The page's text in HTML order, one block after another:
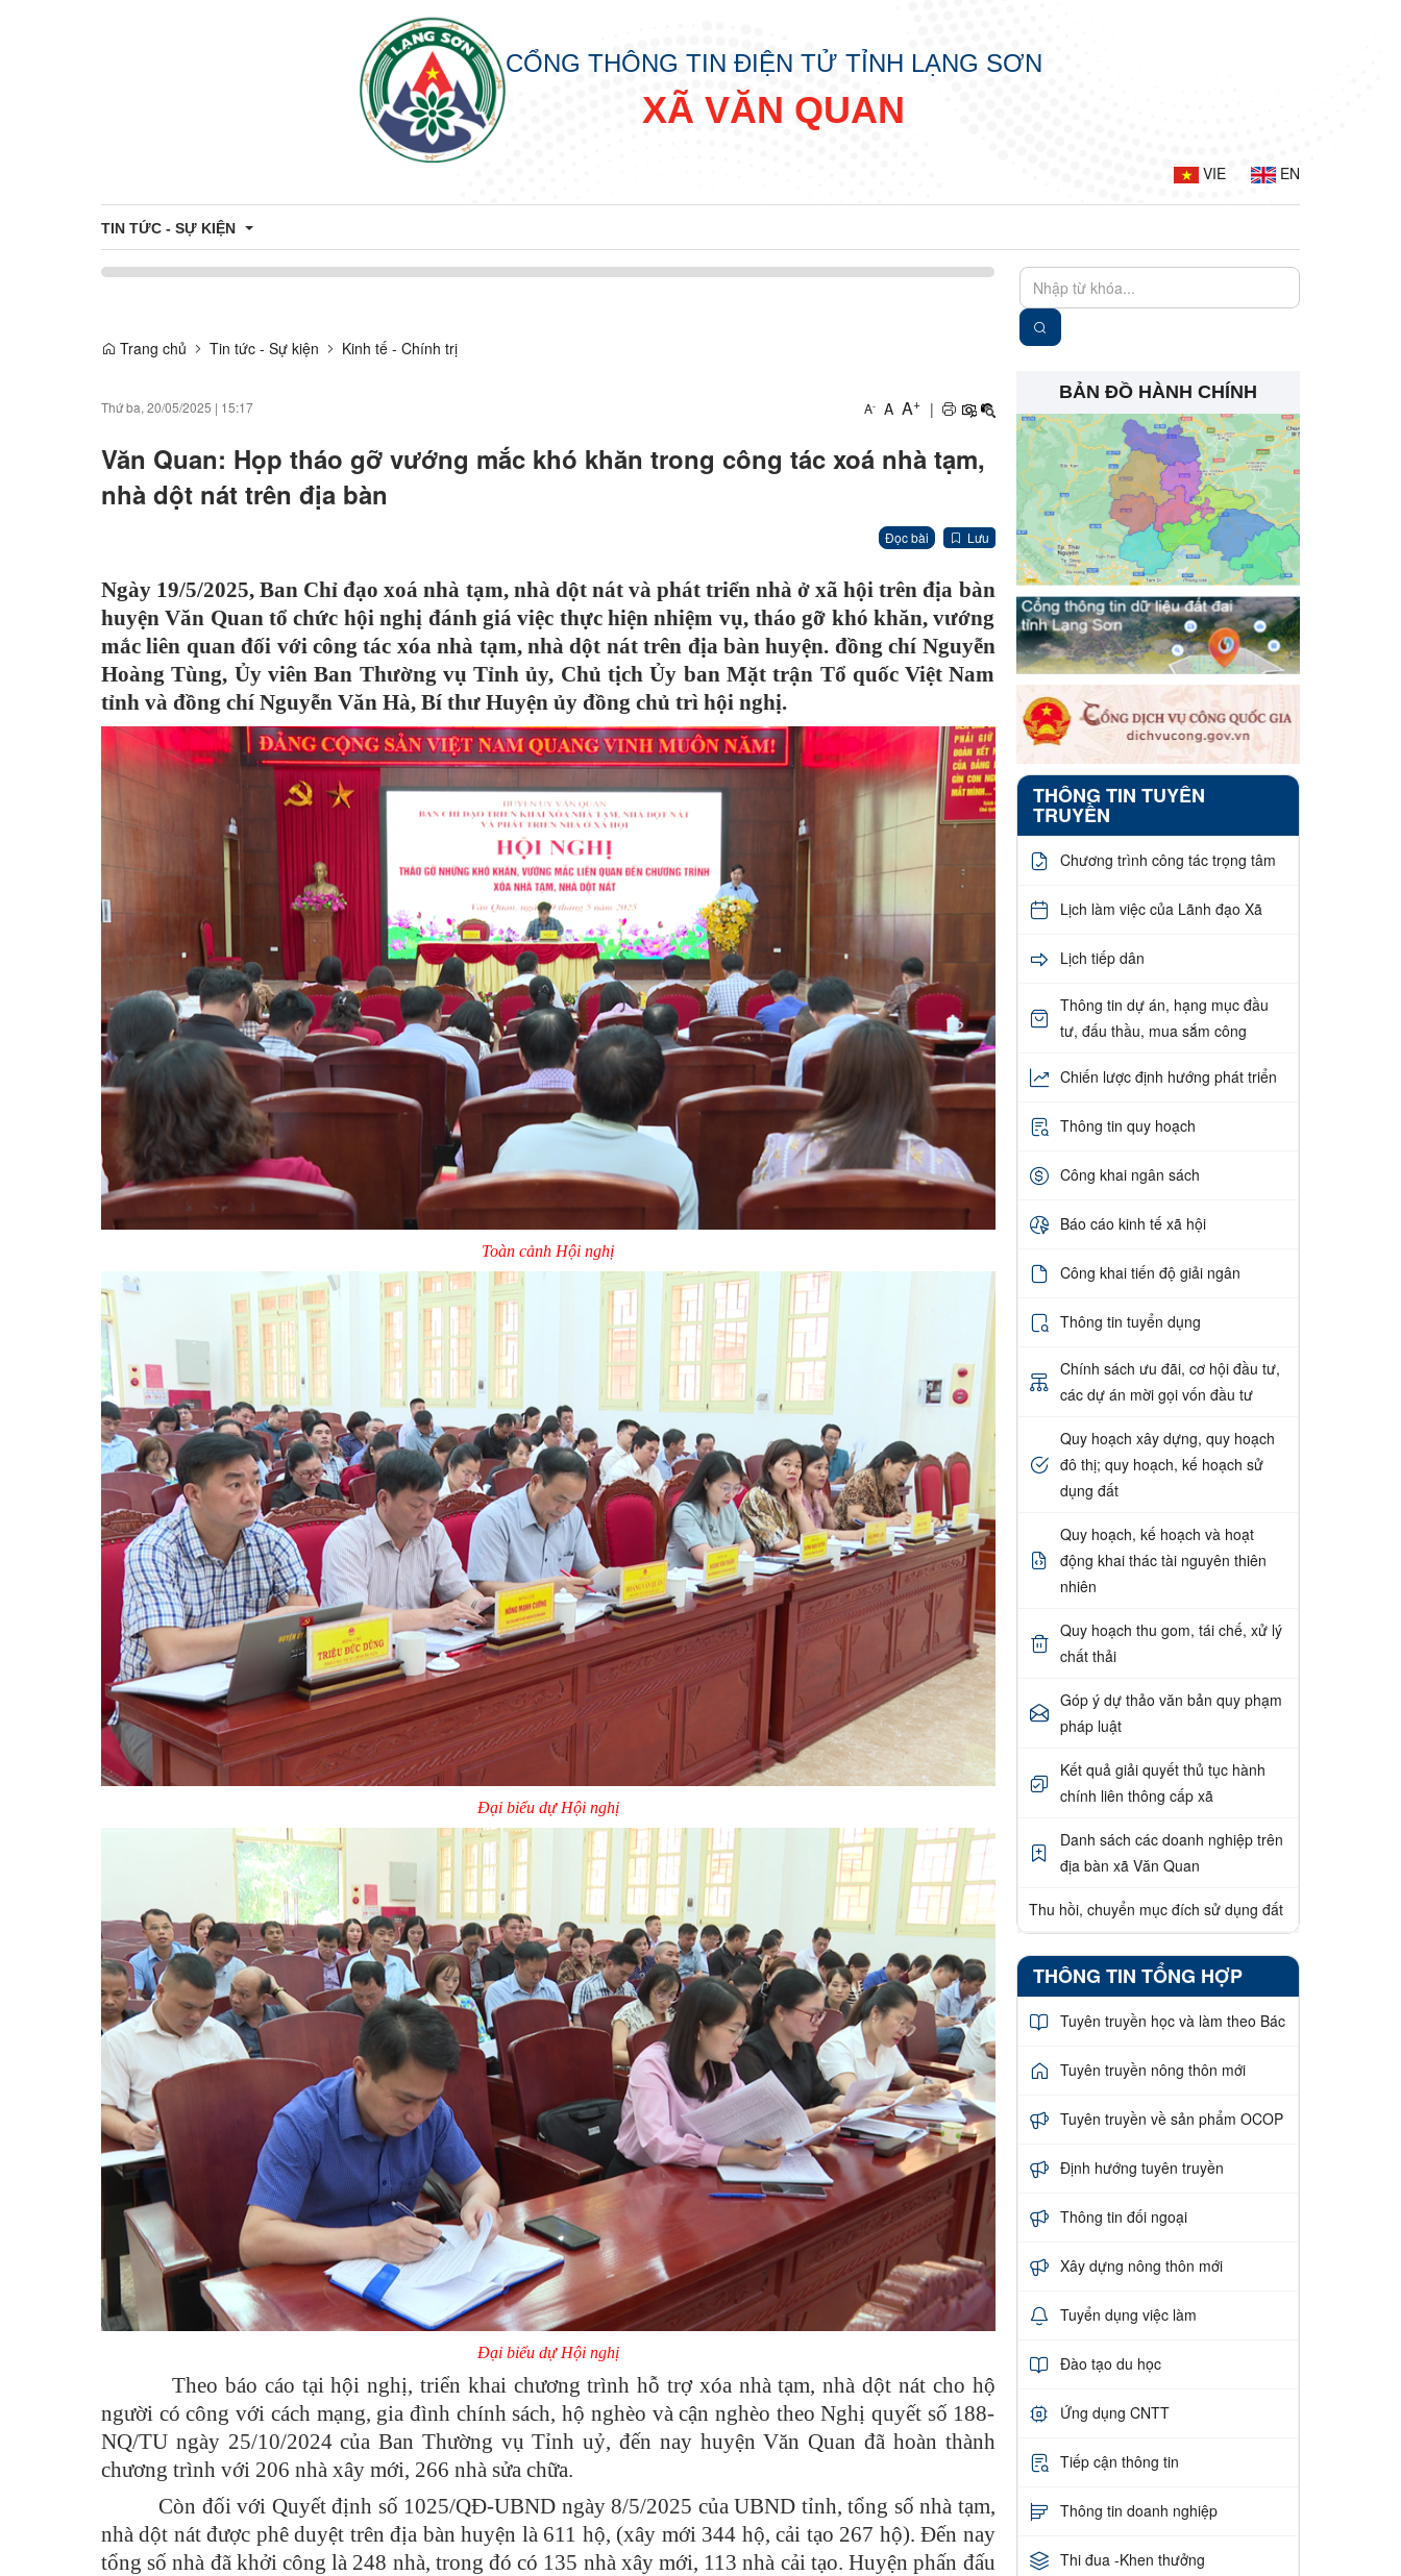
CỔNG THÔNG TIN ĐIỆN TỬ TỈNH LẠNG SƠN
XÃ VĂN QUAN
VIE EN
TIN TỨC - SỰ KIỆN
Thông tin đấu thầu - đấu giá
Công khai danh sách hỗ trợ Công dân - Doanh nghiệp
Du Lịch
Hoạt động các xã - thị trấn
Hoạt động lãnh đạo huyện
Hoạt động phòng ban chuyên môn
Kinh tế - Chính trị
Văn hoá - Xã hội
Khoa học - Công nghệ
An ninh - Quốc phòng
Thể thao - Giải trí
Thông cáo báo chí
Tin tức trong xã
Thi tuyển công chức, Viên chức
Cải cách hành chính
Nhân sự các lãnh đạo nhiệm kỳ 2025 - 2030
Trang chủ Tin tức - Sự kiện Kinh tế - Chính trị
Thứ ba, 20/05/2025 | 15:17 A- A A+ |
Văn Quan: Họp tháo gỡ vướng mắc khó khăn trong công tác xoá nhà tạm,
nhà dột nát trên địa bàn
Đọc bài Lưu
Ngày 19/5/2025, Ban Chỉ đạo xoá nhà tạm, nhà dột nát và phát triển nhà ở xã hội trên địa bàn
huyện Văn Quan tổ chức hội nghị đánh giá việc thực hiện nhiệm vụ, tháo gỡ khó khăn, vướng
mắc liên quan đối với công tác xóa nhà tạm, nhà dột nát trên địa bàn huyện. đồng chí Nguyễn
Hoàng Tùng, Ủy viên Ban Thường vụ Tỉnh ủy, Chủ tịch Ủy ban Mặt trận Tổ quốc Việt Nam
tỉnh và đồng chí Nguyễn Văn Hà, Bí thư Huyện ủy đồng chủ trì hội nghị.
Toàn cảnh Hội nghị
Đại biểu dự Hội nghị
Đại biểu dự Hội nghị
Theo báo cáo tại hội nghị, triển khai chương trình hỗ trợ xóa nhà tạm, nhà dột nát cho hộ
người có công với cách mạng, gia đình chính sách, hộ nghèo và cận nghèo theo Nghị quyết số 188-
NQ/TU ngày 25/10/2024 của Ban Thường vụ Tỉnh uỷ, đến nay huyện Văn Quan đã hoàn thành
chương trình với 206 nhà xây mới, 266 nhà sửa chữa.
Còn đối với Quyết định số 1025/QĐ-UBND ngày 8/5/2025 của UBND tỉnh, tổng số nhà tạm,
nhà dột nát được phê duyệt trên địa bàn huyện là 611 hộ, (xây mới 344 hộ, cải tạo 267 hộ). Đến nay
tổng số nhà đã khởi công là 248 nhà, trong đó có 135 nhà xây mới, 113 nhà cải tạo. Huyện phấn đấu
BẢN ĐỒ HÀNH CHÍNH
THÔNG TIN TUYÊN
TRUYỀN
Chương trình công tác trọng tâm
Lịch làm việc của Lãnh đạo Xã
Lịch tiếp dân
Thông tin dự án, hạng mục đầu
tư, đấu thầu, mua sắm công
Chiến lược định hướng phát triển
Thông tin quy hoạch
Công khai ngân sách
Báo cáo kinh tế xã hội
Công khai tiến độ giải ngân
Thông tin tuyển dụng
Chính sách ưu đãi, cơ hội đầu tư,
các dự án mời gọi vốn đầu tư
Quy hoạch xây dựng, quy hoạch
đô thị; quy hoạch, kế hoạch sử
dụng đất
Quy hoạch, kế hoạch và hoạt
động khai thác tài nguyên thiên
nhiên
Quy hoạch thu gom, tái chế, xử lý
chất thải
Góp ý dự thảo văn bản quy phạm
pháp luật
Kết quả giải quyết thủ tục hành
chính liên thông cấp xã
Danh sách các doanh nghiệp trên
địa bàn xã Văn Quan
Thu hồi, chuyển mục đích sử dụng đất
THÔNG TIN TỔNG HỢP
Tuyên truyền học và làm theo Bác
Tuyên truyền nông thôn mới
Tuyên truyền về sản phẩm OCOP
Định hướng tuyên truyền
Thông tin đối ngoại
Xây dựng nông thôn mới
Tuyển dụng việc làm
Đào tạo du học
Ứng dụng CNTT
Tiếp cận thông tin
Thông tin doanh nghiệp
Thi đua -Khen thưởng